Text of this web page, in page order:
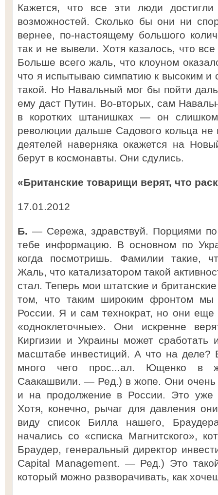
Кажется, что все эти люди достигли
возможностей. Сколько бы они ни
вернее, по-настоящему большого
так и не вывели. Хотя казалось, что
Больше всего жаль, что клоуном
что я испытываю симпатию к высоким и
такой. Но Навальный мог бы пойти
ему даст Путин. Во-вторых, сам
в коротких штанишках — он
революции дальше Садового кольца не
деятелей наверняка окажется на
берут в космонавты. Они сдулись.
«Британские товарищи верят, что
17.01.2012
Б. — Сережа, здравствуй. Порциями
тебе информацию. В основном по
когда посмотришь. Фамилии такие,
Жаль, что катализатором такой
стал. Теперь мои штатские и
том, что таким широким фронтом
России. Я и сам технократ, но они
«одноклеточные». Они искренне
Киргизии и Украины может
масштабе инвестиций. А что на
много чего прос...ал. Ющенко в
Саакашвили. — Ред.) в жопе. Они очень
и на продолжение в России. Это уже
Хотя, конечно, рычаг для давления
виду список Билла нашего,
начались со «списка Магнитского»,
Браудер, генеральный директор
Capital Management. — Ред.) Это
который можно разворачивать, как